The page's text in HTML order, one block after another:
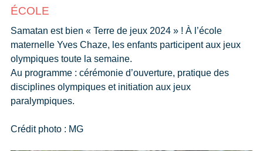
ÉCOLE
Samatan est bien « Terre de jeux 2024 » ! À l’école
maternelle Yves Chaze, les enfants participent aux jeux
olympiques toute la semaine.
Au programme : cérémonie d’ouverture, pratique des
disciplines olympiques et initiation aux jeux
paralympiques.
Crédit photo : MG